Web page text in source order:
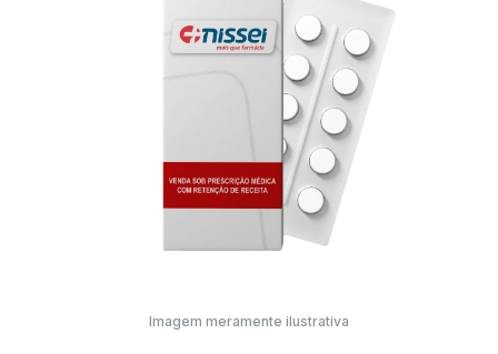
Imagem meramente ilustrativa